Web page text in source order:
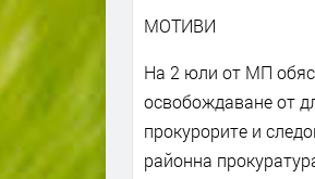
МОТИВИ
На 2 юли от МП
освобождаване от
прокурорите и
районна